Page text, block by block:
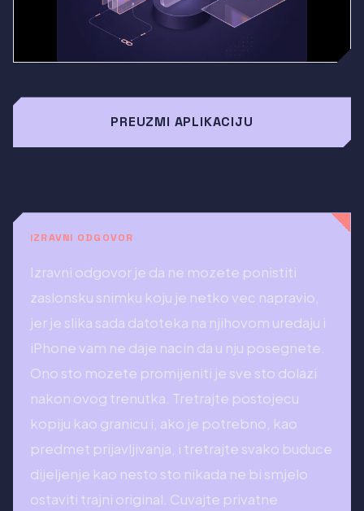
PREUZMI APLIKACIJU
IZRAVNI ODGOVOR
Izravni odgovor je da ne mozete ponistiti
zaslonsku snimku koju je netko vec napravio,
jer je slika sada datoteka na njihovom uredaju i
iPhone vam ne daje nacin da u nju posegnete.
Ono sto mozete promijeniti je sve sto dolazi
nakon ovog trenutka. Tretrajte postojecu
kopiju kao granicu i, ako je potrebno, kao
predmet prijavljivanja, i tretrajte svako buduce
dijeljenje kao nesto sto nikada ne bi smjelo
ostaviti trajni original. Cuvajte privatne